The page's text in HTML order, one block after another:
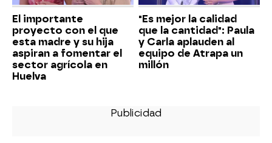
El importante
proyecto con el que
esta madre y su hija
aspiran a fomentar el
sector agrícola en
Huelva
"Es mejor la calidad
que la cantidad": Paula
y Carla aplauden al
equipo de Atrapa un
millón